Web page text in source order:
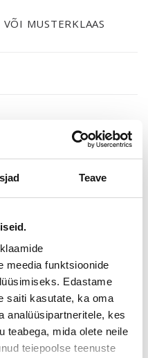
Teave
meedia funktsioonide
Edastame
saiti kasutate, ka oma
analüüsipartneritele, kes
teabega, mida olete neile
teiepoolse teenuste
MUSTERKLAAS